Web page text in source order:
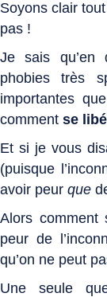
Soyons clair
pas !
Je sais qu’en
phobies très
importantes
comment se
Et si je vous
(puisque
avoir peur que
Alors comment
peur de
qu’on ne peut
Une seule